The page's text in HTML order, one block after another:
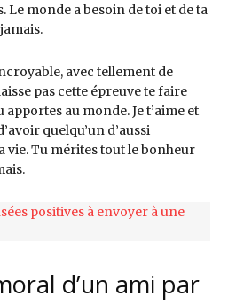
monde a besoin de toi et de ta
avec tellement de
pas cette épreuve te faire
au monde. Je t’aime et
quelqu’un d’aussi
vie. Tu mérites tout le bonheur
positives à envoyer à une
d’un ami par